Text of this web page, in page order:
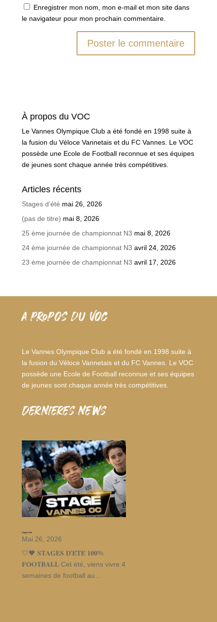
Enregistrer mon nom, mon e-mail et mon site dans
le navigateur pour mon prochain commentaire.
À propos du VOC
Le Vannes Olympique Club a été fondé en 1998 suite à
la fusion du Véloce Vannetais et du FC Vannes. Le VOC
possède une Ecole de Football reconnue et ses équipes
de jeunes sont chaque année très compétitives.
Articles récents
Stages d’été mai 26, 2026
(pas de titre) mai 8, 2026
25 ème journée de championnat N3 mai 8, 2026
24 ème journée de championnat N3 avril 24, 2026
23 ème journée de championnat N3 avril 17, 2026
A PROPOS DU VOC
Le Vannes Olympique Club a été fondé en 1998 suite à
la fusion du Véloce Vannetais et du FC Vannes. Le VOC
possède une Ecole de Football reconnue et ses équipes
de jeunes sont chaque année très compétitives.
dernieres news
Stages d’été
Mai 26, 2026
🤍🖤 𝐒𝐓𝐀𝐆𝐄𝐒 𝐃’𝐄́𝐓𝐄́ 𝟏𝟎𝟎%
𝐅𝐎𝐎𝐓𝐁𝐀𝐋𝐋 Cet été, viens vivre 4
semaines de football au...